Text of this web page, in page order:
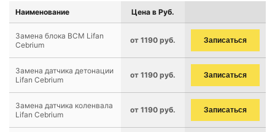
Наименование Цена в Руб.
Замена блока BCM Lifan
Cebrium
от 1190 руб. Записаться
Замена датчика детонации
Lifan Cebrium
от 1190 руб. Записаться
Замена датчика коленвала
Lifan Cebrium
от 1190 руб. Записаться